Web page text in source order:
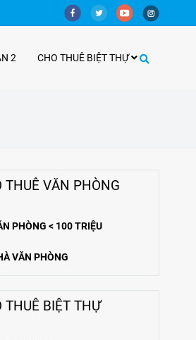
2 CHO THUÊ BIỆT THỰ
THUÊ VĂN PHÒNG
PHÒNG < 100 TRIỆU
VĂN PHÒNG
THUÊ BIỆT THỰ